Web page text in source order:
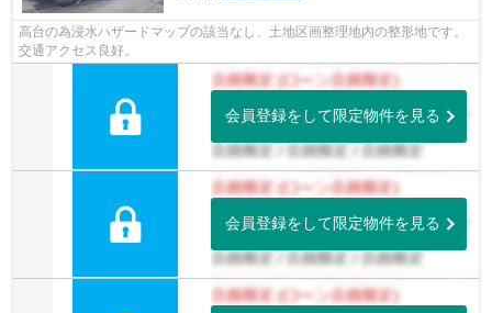
高台の為浸水ハザードマップの該当なし、土地区画整理地内の整形地です。
交通アクセス良好。
会員登録をして限定物件を見る
会員登録をして限定物件を見る